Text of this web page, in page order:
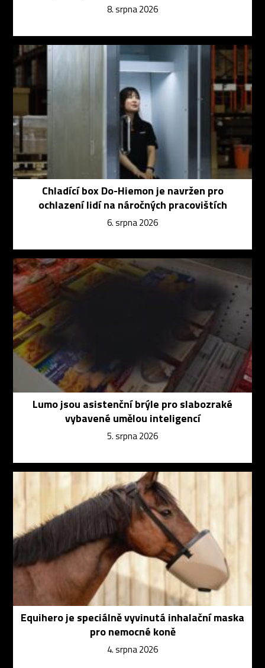
8. srpna 2026
Chladící box Do-Hiemon je navržen pro
ochlazení lidí na náročných pracovištích
6. srpna 2026
Lumo jsou asistenční brýle pro slabozraké
vybavené umělou inteligencí
5. srpna 2026
Equihero je speciálně vyvinutá inhalační maska
pro nemocné koně
4. srpna 2026